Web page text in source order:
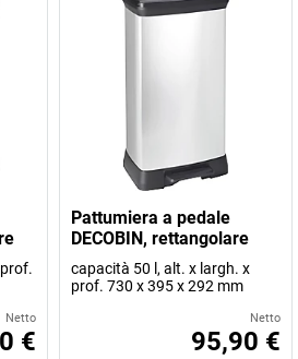
Netto
€
Pattumiera a pedale
DECOBIN, rettangolare
capacità 50 l, alt. x largh. x
prof. 730 x 395 x 292 mm
Netto
95,90 €